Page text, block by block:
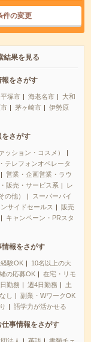
件の変更
結果を見る
をさがす
平塚市 海老名市
大和
茅ヶ崎市
伊勢原
をさがす
ッション・コスメ）
テレフォンオペレータ
営業・企画営業・ラウ
販売・サービス系
レ
の他）
スーパーバイ
ンサイドセールス
販売
キャンペーン・PRスタ
報をさがす
験OK
10名以上の大
の応募OK
在宅・リモ
勤務 週4日勤務
土
し
副業・WワークOK
語学力が活かせる
仕事情報をさがす